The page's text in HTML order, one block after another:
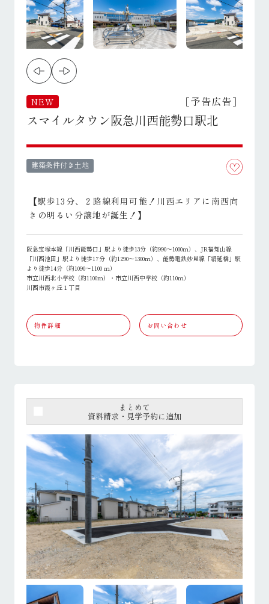
NEW ［予告広告］
スマイルタウン阪急川西能勢口駅北
建築条件付き土地
【駅歩13分、２路線利用可能！川西エリアに南西向
きの明るい分譲地が誕生！】
阪急宝塚本線「川西能勢口」駅より徒歩13分（約990～1000ｍ）、JR福知山線
「川西池田」駅より徒歩17分（約1290～1300ｍ）、能勢電鉄妙見線「絹延橋」駅
より徒歩14分（約1090～1100 ｍ）
市立川西北小学校（約1100ｍ）・市立川西中学校（約110ｍ）
川西市霞ヶ丘１丁目
物件詳細 お問い合わせ
まとめて
資料請求・見学予約に追加